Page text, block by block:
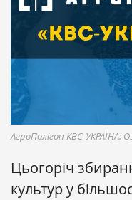
АгроПолігон КВС-УКРАЇНА:
Цьогоріч
культур у